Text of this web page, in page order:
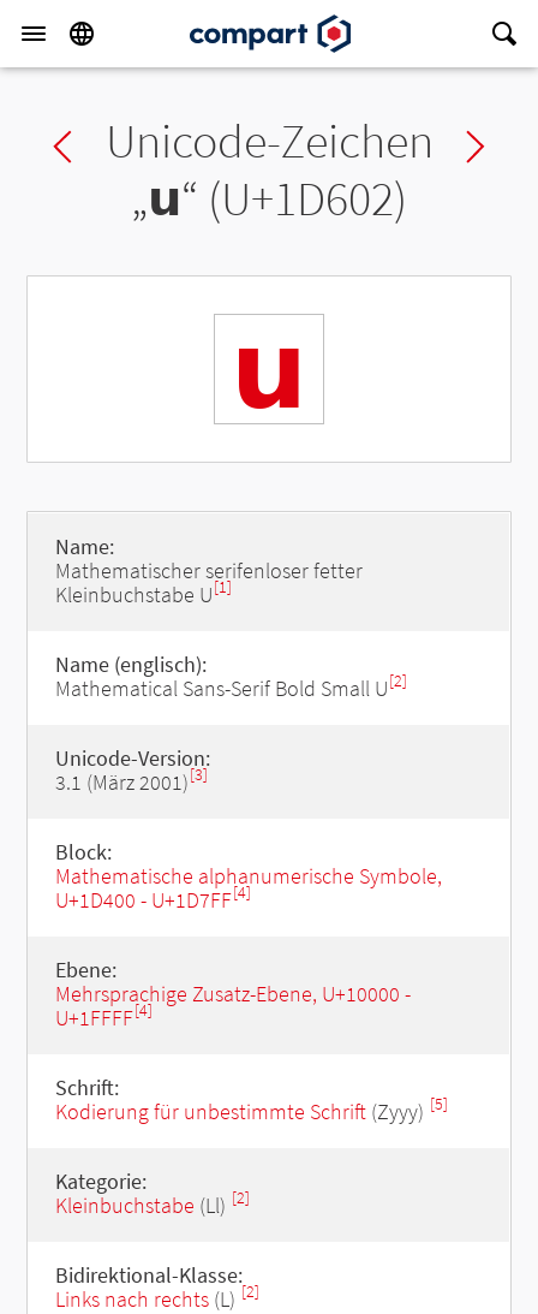
Previous char
Unicode-Zeichen
„𝘂“ (U+1D602)
𝘂
Name:
Mathematischer serifenloser fetter
Kleinbuchstabe U[1]
Name (englisch):
Mathematical Sans-Serif Bold Small U[2]
Unicode-Version:
3.1 (März 2001)[3]
Block:
Mathematische alphanumerische Symbole,
U+1D400 - U+1D7FF[4]
Ebene:
Mehrsprachige Zusatz-Ebene, U+10000 -
U+1FFFF[4]
Schrift:
Kodierung für unbestimmte Schrift(Zyyy) [5]
Kategorie:
Kleinbuchstabe (Ll) [2]
Bidirektional-Klasse:
Links nach rechts(L) [2]